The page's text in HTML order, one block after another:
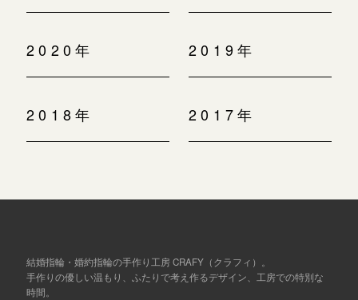
2020年 2019年
2018年 2017年
結婚指輪・婚約指輪の手作り工房 CRAFY（クラフィ）。
手作りの優しい温もり、ふたりで考え作るデザイン、工房での特別な
時間。